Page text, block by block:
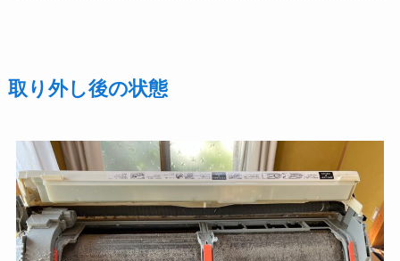
取り外し後の状態